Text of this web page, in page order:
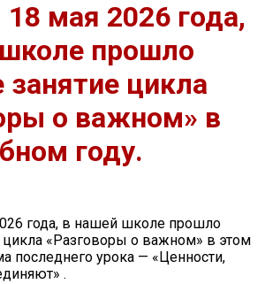
18 мая 2026 года,
прошло
занятие цикла
о важном» в
году.
года, в нашей школе прошло
цикла «Разговоры о важном» в этом
последнего урока — «Ценности,
.